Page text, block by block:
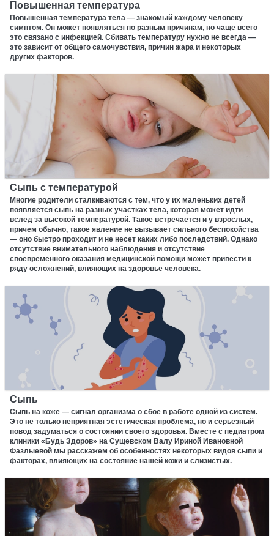
Повышенная температура
Повышенная температура тела — знакомый каждому человеку
симптом. Он может появляться по разным причинам, но чаще всего
это связано с инфекцией. Сбивать температуру нужно не всегда —
это зависит от общего самочувствия, причин жара и некоторых
других факторов.
Сыпь с температурой
Многие родители сталкиваются с тем, что у их маленьких детей
появляется сыпь на разных участках тела, которая может идти
вслед за высокой температурой. Такое встречается и у взрослых,
причем обычно, такое явление не вызывает сильного беспокойства
— оно быстро проходит и не несет каких либо последствий. Однако
отсутствие внимательного наблюдения и отсутствие
своевременного оказания медицинской помощи может привести к
ряду осложнений, влияющих на здоровье человека.
Сыпь
Сыпь на коже — сигнал организма о сбое в работе одной из систем.
Это не только неприятная эстетическая проблема, но и серьезный
повод задуматься о состоянии своего здоровья. Вместе с педиатром
клиники «Будь Здоров» на Сущевском Валу Ириной Ивановной
Фазлыевой мы расскажем об особенностях некоторых видов сыпи и
факторах, влияющих на состояние нашей кожи и слизистых.